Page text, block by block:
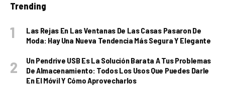
Trending
Las Rejas En Las Ventanas De Las Casas Pasaron De
Moda: Hay Una Nueva Tendencia Más Segura Y Elegante
Un Pendrive USB Es La Solución Barata A Tus Problemas
De Almacenamiento: Todos Los Usos Que Puedes Darle
En El Móvil Y Cómo Aprovecharlos